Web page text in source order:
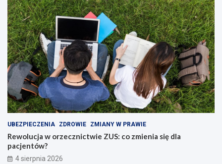
UBEZPIECZENIA ZDROWIE ZMIANY W PRAWIE
Rewolucja w orzecznictwie ZUS: co zmienia się dla
pacjentów?
4 sierpnia 2026